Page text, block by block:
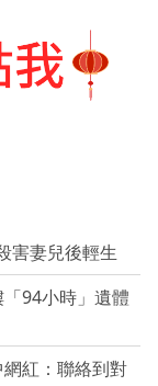
害妻兒後輕生
94小時」遺體
紅：聯絡到對